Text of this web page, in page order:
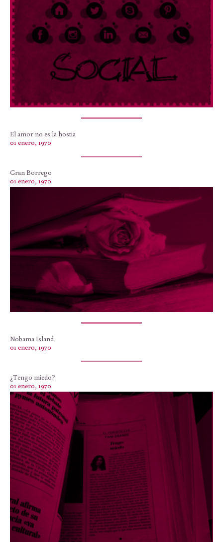
El amor no es la hostia
01 enero, 1970
Gran Borrego
01 enero, 1970
Nobama Island
01 enero, 1970
¿Tengo miedo?
01 enero, 1970